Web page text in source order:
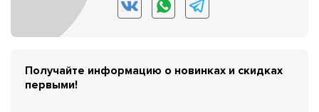
Получайте информацию о новинках и скидках
первыми!